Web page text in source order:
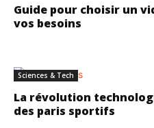
Guide pour choisir un
vos besoins
Sciences & Tech
La révolution
des paris sportifs